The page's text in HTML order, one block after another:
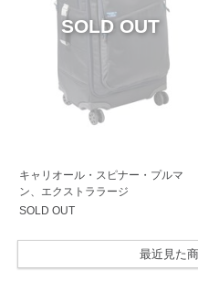
キャリオール・スピナー・プルマ
ン、エクストララージ
SOLD OUT
最近見た